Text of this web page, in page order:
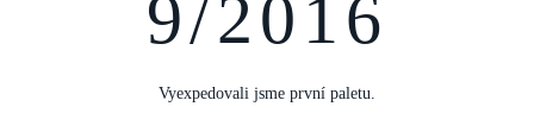
9/2016
Vyexpedovali jsme první paletu.